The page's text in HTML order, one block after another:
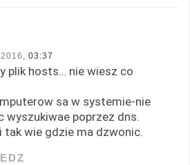
03:37
plik hosts… nie wiesz co
sa w systemie-nie
wyszukiwae poprzez dns.
tak wie gdzie ma dzwonic.